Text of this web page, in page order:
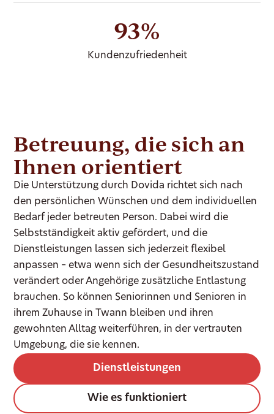
93%
Kundenzufriedenheit
Betreuung, die sich an
Ihnen orientiert
Die Unterstützung durch Dovida richtet sich nach
den persönlichen Wünschen und dem individuellen
Bedarf jeder betreuten Person. Dabei wird die
Selbstständigkeit aktiv gefördert, und die
Dienstleistungen lassen sich jederzeit flexibel
anpassen – etwa wenn sich der Gesundheitszustand
verändert oder Angehörige zusätzliche Entlastung
brauchen. So können Seniorinnen und Senioren in
ihrem Zuhause in Twann bleiben und ihren
gewohnten Alltag weiterführen, in der vertrauten
Umgebung, die sie kennen.
Dienstleistungen
Wie es funktioniert